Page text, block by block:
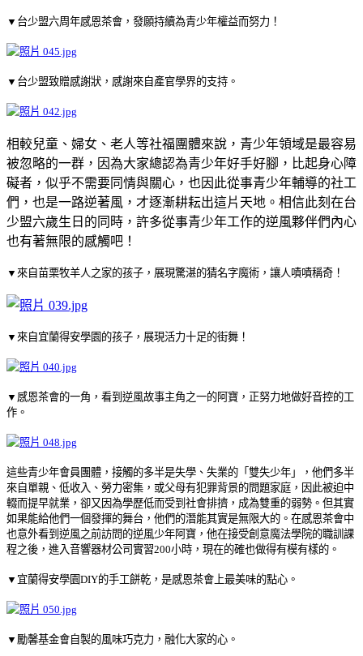
▼台少盟六周年感恩茶會，發願持續為青少年權益而努力！
▼台少盟致贈感謝狀，感謝來自產官學界的支持。
相較兒童、婦女、老人等社福團體來說，青少年領域是最容易
被忽略的一群，因為大家總認為青少年好手好腳，比起身心障
礙者，似乎不需要同情與關心，也因此從事青少年輔導的社工
們，也是一路逆著風，才逐漸耕耘出這片天地。相信此刻在台
少盟六歲生日的同時，許多從事青少年工作的逆風夥伴們內心
也有著無限的感觸吧！
▼來自苗栗牧羊人之家的孩子，展現驚湛的猜名字魔術，讓人嘖嘖稱奇！
▼來自宜蘭得安學園的孩子，展現活力十足的街舞！
▼感恩茶會的一角，看到逆風故事主角之一的阿寶，正努力地做好音控的工
作。
這些青少年會員團體，接觸的多半是失學、失業的「雙失少年」，他們多半
來自單親、低收入、勞力密集，或父母有犯罪背景的問題家庭，因此被迫中
輟而提早就業，卻又因為學歷低而受到社會排擠，成為雙重的弱勢。但其實
如果能給他們一個發揮的舞台，他們的潛能其實是無限大的。在感恩茶會中
也意外看到逆風之前訪問的逆風少年阿寶，他在接受創意魔法學院的職訓課
程之後，進入音響器材公司實習200小時，現在的確也做得有模有樣的。
▼宜蘭得安學園DIY的手工餅乾，是感恩茶會上最美味的點心。
▼勵馨基金會自製的風味巧克力，融化大家的心。